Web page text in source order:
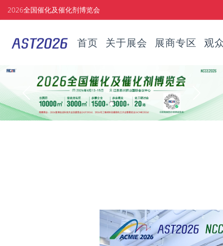
2026全国催化及催化剂博览会
首页 关于展会 展商专区 观